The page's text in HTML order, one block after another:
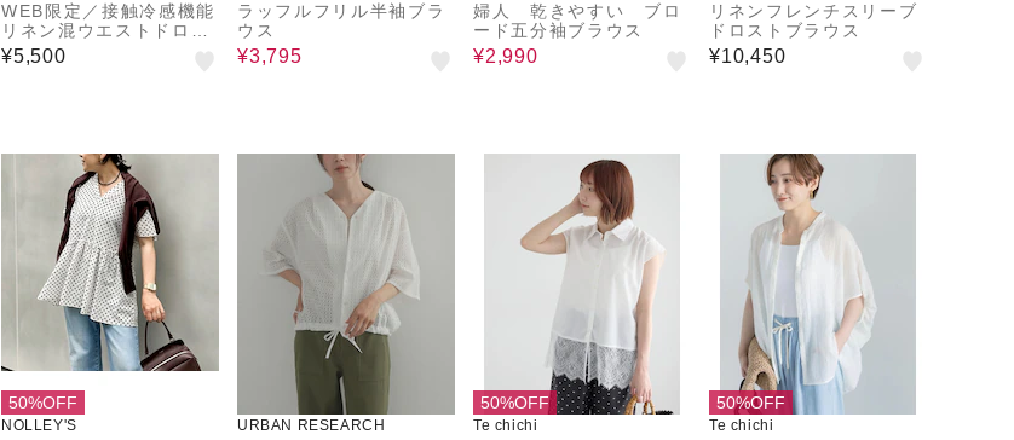
WEB限定／接触冷感機能
リネン混ウエストドロス
トハーフスリーブシャツ
¥5,500
ラッフルフリル半袖ブラ
ウス
¥3,795
婦人 乾きやすい ブロ
ード五分袖ブラウス
¥2,990
リネンフレンチスリーブ
ドロストブラウス
¥10,450
50%OFF
NOLLEY'S URBAN RESEARCH
50%OFF
Te chichi
50%OFF
Te chichi